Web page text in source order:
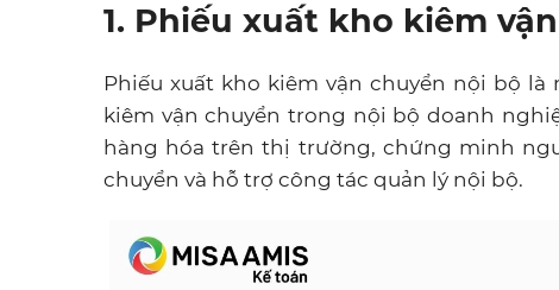
1. Phiếu xuất kho kiêm
Phiếu xuất kho kiêm vận chuyển nội bộ
kiêm vận chuyển trong nội bộ doanh
hàng hóa trên thị trường, chứng minh
chuyển và hỗ trợ công tác quản lý nội bộ.